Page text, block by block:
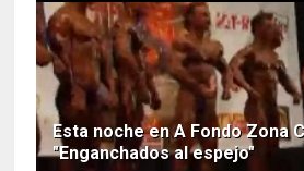
Esta noche en A Fondo Zona
"Enganchados al espejo"